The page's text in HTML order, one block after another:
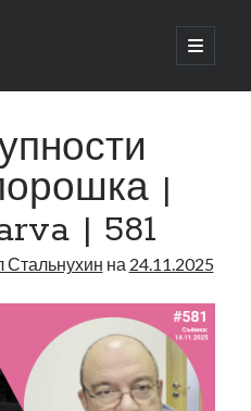
отрыть
|
| 581
Стальнухин на 24.11.2025